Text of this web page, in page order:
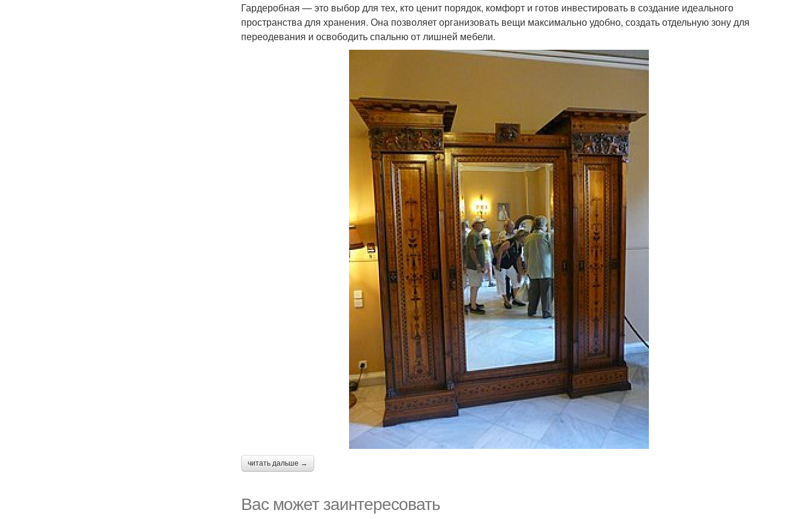
Гардеробная — это выбор для тех, кто ценит порядок, комфорт и готов инвестировать в создание идеального
пространства для хранения. Она позволяет организовать вещи максимально удобно, создать отдельную зону для
переодевания и освободить спальню от лишней мебели.
читать дальше →
Вас может заинтересовать